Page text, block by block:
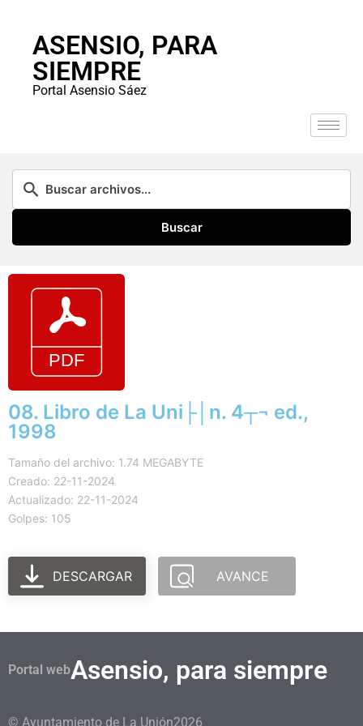
ASENSIO, PARA
SIEMPRE
Portal Asensio Sáez
Buscar
08. Libro de La Uni├│n. 4┬¬ ed.,
1998
Tamaño del archivo: 1.74 MEGABYTE
Creado: 22-11-2024
Actualizado: 22-11-2024
Golpes: 105
DESCARGAR AVANCE
Portal webAsensio, para siempre
© Ayuntamiento de La Unión2026